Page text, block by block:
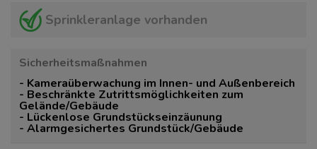
Sprinkleranlage vorhanden
Sicherheitsmaßnahmen
- Kameraüberwachung im Innen- und Außenbereich
- Beschränkte Zutrittsmöglichkeiten zum
Gelände/Gebäude
- Lückenlose Grundstückseinzäunung
- Alarmgesichertes Grundstück/Gebäude